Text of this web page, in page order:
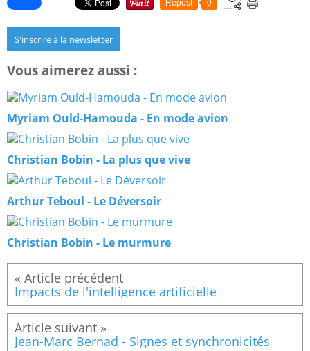
Repost 0
S'inscrire à la newsletter
Vous aimerez aussi :
Myriam Ould-Hamouda - En mode avion
Christian Bobin - La plus que vive
Arthur Teboul - Le Déversoir
Christian Bobin - Le murmure
Impacts de l'intelligence artificielle
Jean-Marc Bernad - Signes et synchronicités